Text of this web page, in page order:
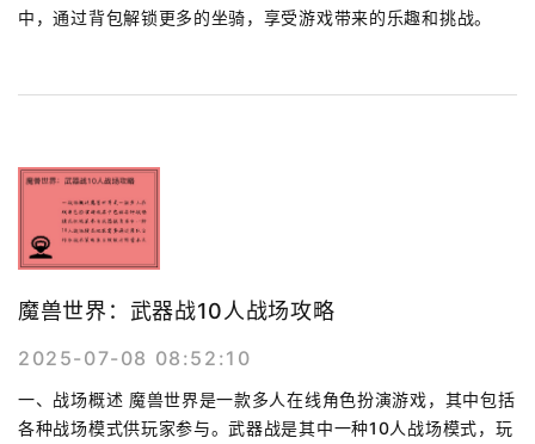
中，通过背包解锁更多的坐骑，享受游戏带来的乐趣和挑战。
魔兽世界：武器战10人战场攻略
2025-07-08 08:52:10
一、战场概述 魔兽世界是一款多人在线角色扮演游戏，其中包括
各种战场模式供玩家参与。武器战是其中一种10人战场模式，玩